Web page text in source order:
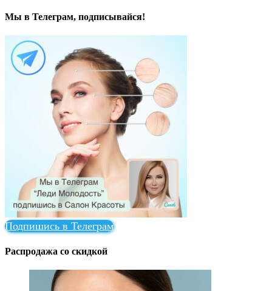
Мы в Телеграм, подписывайся!
Подпишись в Телеграм
Распродажа со скидкой